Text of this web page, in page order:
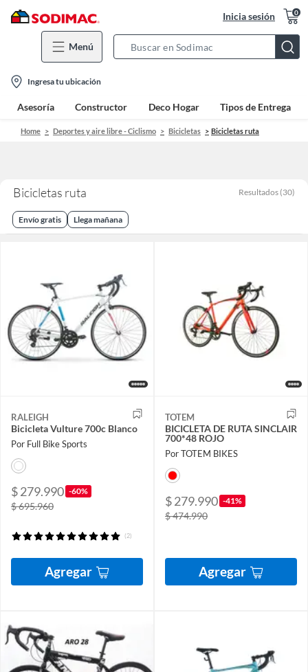
Inicia sesión 0
Menú
Bar
location-
icon
Ingresa tu ubicación
Asesoría Constructor Deco Hogar Tipos de Entrega
Home Deportes y aire libre - Ciclismo Bicicletas Bicicletas ruta
Bicicletas ruta Resultados (30)
Envío gratis Llega mañana
RALEIGH
Bicicleta Vulture 700c Blanco
Por Full Bike Sports
$ 279.990 -60%
$ 695.960
(2)
Agregar
TOTEM
BICICLETA DE RUTA SINCLAIR
700*48 ROJO
Por TOTEM BIKES
$ 279.990 -41%
$ 474.990
Agregar